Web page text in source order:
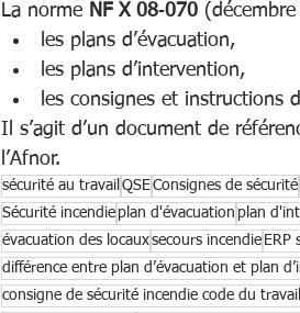
La norme NF X 08‑070
les plans d’évacuation,
les plans d’intervention,
les consignes et instructions
Il s’agit d’un document de
l’Afnor.
sécurité au travail QSEConsignes de sécurité
Sécurité incendie plan d'évacuation plan
évacuation des locauxsecours incendie ERP
différence entre plan d’évacuation et plan
consigne de sécurité incendie code du travail